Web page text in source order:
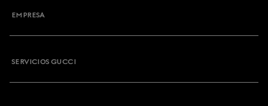
EMPRESA
SERVICIOS GUCCI